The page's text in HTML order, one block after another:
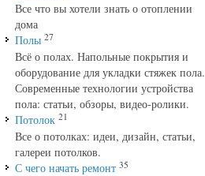
Все что вы хотели знать о отоплении
дома
Полы 27
Всё о полах. Напольные покрытия и
оборудование для укладки стяжек пола.
Современные технологии устройства
пола: статьи, обзоры, видео-ролики.
Потолок 21
Все о потолках: идеи, дизайн, статьи,
галереи потолков.
С чего начать ремонт 35